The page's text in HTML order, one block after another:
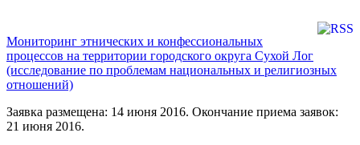
Мониторинг этнических и конфессиональных
процессов на территории городского округа Сухой Лог
(исследование по проблемам национальных и религиозных
отношений)
Заявка размещена: 14 июня 2016. Окончание приема заявок:
21 июня 2016.